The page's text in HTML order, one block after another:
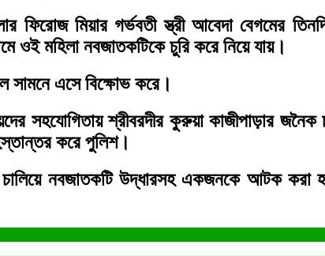
ফিরোজ মিয়ার গর্ভবতী স্ত্রী আবেদা বেগমের
ওই মহিলা নবজাতকটিকে চুরি করে নিয়ে যায়।
সামনে এসে বিক্ষোভ করে।
সহযোগিতায় শ্রীবরদীর কুরুয়া কাজীপাড়ার জনৈক
করে পুলিশ।
নবজাতকটি উদ্ধারসহ একজনকে আটক করা